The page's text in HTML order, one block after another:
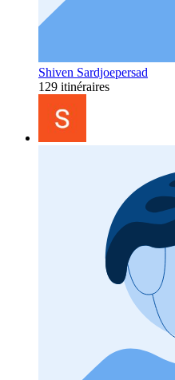
Shiven Sardjoepersad
129 itinéraires